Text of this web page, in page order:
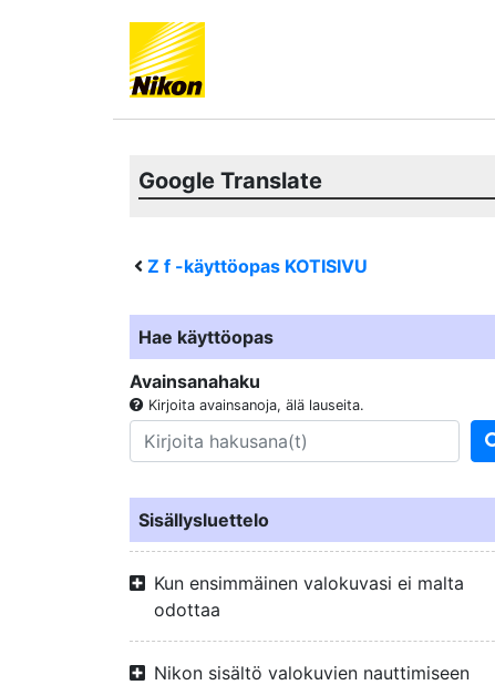
Google Translate
Z f -käyttöopas KOTISIVU
Hae käyttöopas
Avainsanahaku
Kirjoita avainsanoja, älä lauseita.
Sisällysluettelo
Kun ensimmäinen valokuvasi ei malta
odottaa
Nikon sisältö valokuvien nauttimiseen